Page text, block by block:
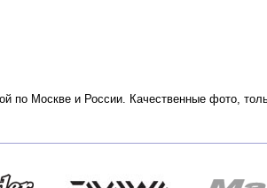
по Москве и России. Качественные фото,